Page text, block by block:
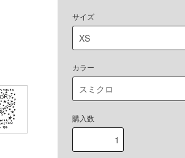
サイズ
カラー
購入数